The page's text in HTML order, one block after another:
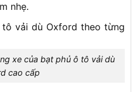
nhẹ.
xe của bạt phủ ô tô vải dù
cao cấp